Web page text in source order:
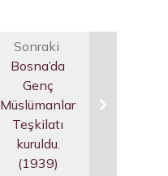
Sonraki
Bosna’da
Genç
Müslümanlar
Teşkilatı
kuruldu.
(1939)